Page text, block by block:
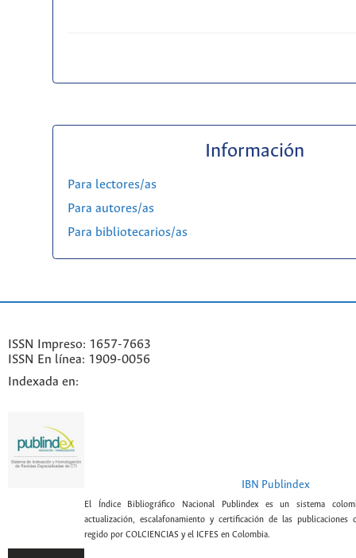
Información
Para lectores/as
Para autores/as
Para bibliotecarios/as
ISSN Impreso: 1657-7663
ISSN En línea: 1909-0056
Indexada en:
IBN Publindex
El Índice Bibliográfico Nacional Publindex es un sistema
actualización, escalafonamiento y certificación de las publicaciones
regido por COLCIENCIAS y el ICFES en Colombia.